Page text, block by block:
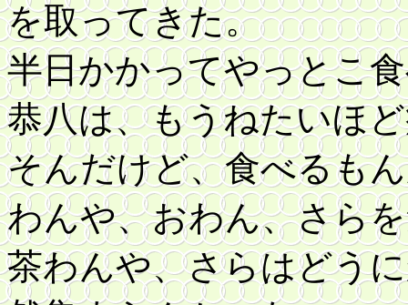
を取ってきた。
半日かかってやっとこ
恭八は、もうねたいほ
そんだけど、食べるも
わんや、おわん、さら
茶わんや、さらはどう